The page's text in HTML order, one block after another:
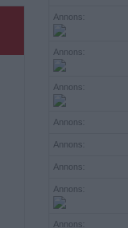
Annons:
Annons:
Annons:
Annons:
Annons:
Annons:
Annons:
Annons: